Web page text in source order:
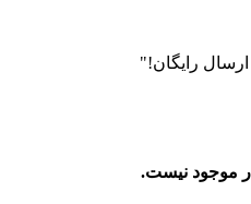
ارسال رایگان!"
موجود نیست.